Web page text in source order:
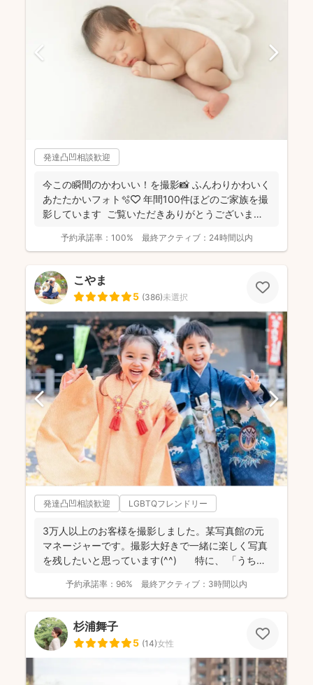
発達凸凹相談歓迎
今この瞬間のかわいい！を撮影📸 ふんわりかわいく
あたたかいフォト🫧🤍 年間100件ほどのご家族を撮
影しています ご覧いただきありがとうございま
予約承諾率： 100% 最終アクティブ： 24時間以内
こやま
5 (386)未選択
発達凸凹相談歓迎 LGBTQフレンドリー
3万人以上のお客様を撮影しました。某写真館の元
マネージャーです。撮影大好きで一緒に楽しく写真
を残したいと思っています(^^) 特に、 「うち
予約承諾率： 96% 最終アクティブ： 3時間以内
杉浦舞子
5 (14)女性